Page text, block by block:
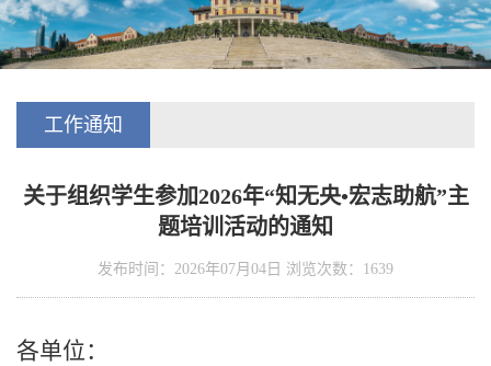
工作通知
关于组织学生参加2026年“知无央•宏志助航”主
题培训活动的通知
发布时间：2026年07月04日 浏览次数： 1639
各单位：